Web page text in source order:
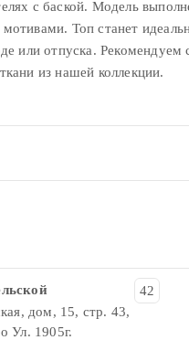
с баской. Модель
Топ станет
или отпуска. Рекомендуем
из нашей коллекции.
дом, 15, стр. 43,
Ул. 1905г.
42